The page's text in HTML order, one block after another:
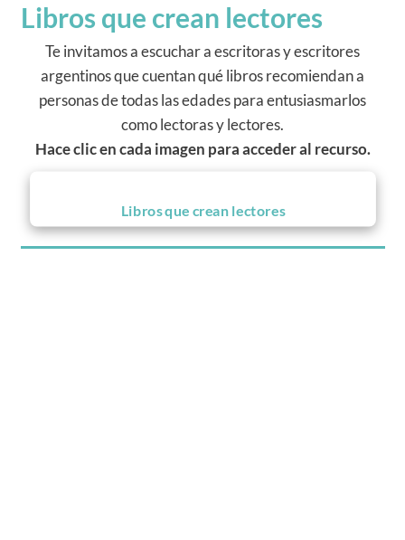
Libros que crean lectores
Te invitamos a escuchar a escritoras y escritores
argentinos que cuentan qué libros recomiendan a
personas de todas las edades para entusiasmarlos
como lectoras y lectores.
Hace clic en cada imagen para acceder al recurso.
Libros que crean lectores